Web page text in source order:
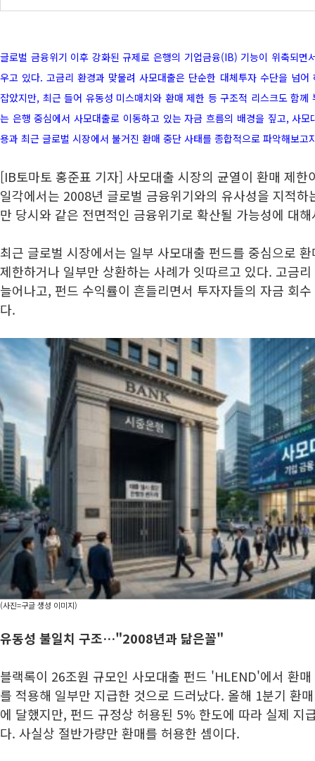
글로벌 금융위기 이후 강화된 규제로 은행의 기업금융(IB) 기능이 위축되면
우고 있다. 고금리 환경과 맞물려 사모대출은 단순한 대체투자 수단을 넘
잡았지만, 최근 들어 유동성 미스매치와 환매 제한 등 구조적 리스크도 함
는 은행 중심에서 사모대출로 이동하고 있는 자금 흐름의 배경을 짚고, 사
용과 최근 글로벌 시장에서 불거진 환매 중단 사태를 종합적으로 파악해보고
[IB토마토 홍준표 기자] 사모대출 시장의 균열이 환매 제한
일각에서는 2008년 글로벌 금융위기와의 유사성을 지적
만 당시와 같은 전면적인 금융위기로 확산될 가능성에 대
최근 글로벌 시장에서는 일부 사모대출 펀드를 중심으로
제한하거나 일부만 상환하는 사례가 잇따르고 있다. 고금
늘어나고, 펀드 수익률이 흔들리면서 투자자들의 자금 회
다.
(사진=구글 생성 이미지)
유동성 불일치 구조…"2008년과 닮은꼴"
블랙록이 26조원 규모인 사모대출 펀드 'HLEND'에서 환
를 적용해 일부만 지급한 것으로 드러났다. 올해 1분기 환
에 달했지만, 펀드 규정상 허용된 5% 한도에 따라 실제 지
다. 사실상 절반가량만 환매를 허용한 셈이다.